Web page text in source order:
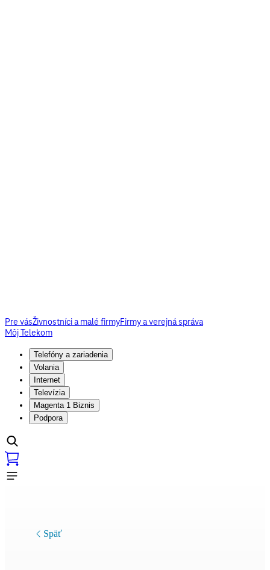
Pre vásŽivnostníci a malé firmyFirmy a verejná správa
Môj Telekom
Telefóny a zariadenia
Volania
Internet
Televízia
Magenta 1 Biznis
Podpora
Späť